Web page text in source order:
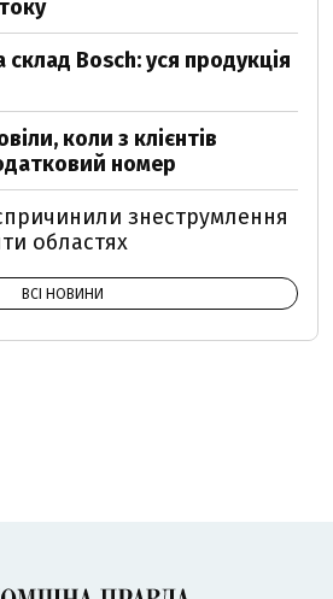
склад Bosch: уся продукція
коли з клієнтів
номер
знеструмлення
областях
ВСІ НОВИНИ